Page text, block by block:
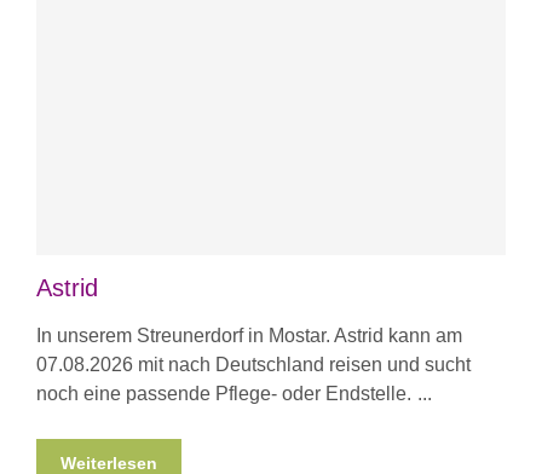
Astrid
In unserem Streunerdorf in Mostar. Astrid kann am
07.08.2026 mit nach Deutschland reisen und sucht
noch eine passende Pflege- oder Endstelle.
Weiterlesen